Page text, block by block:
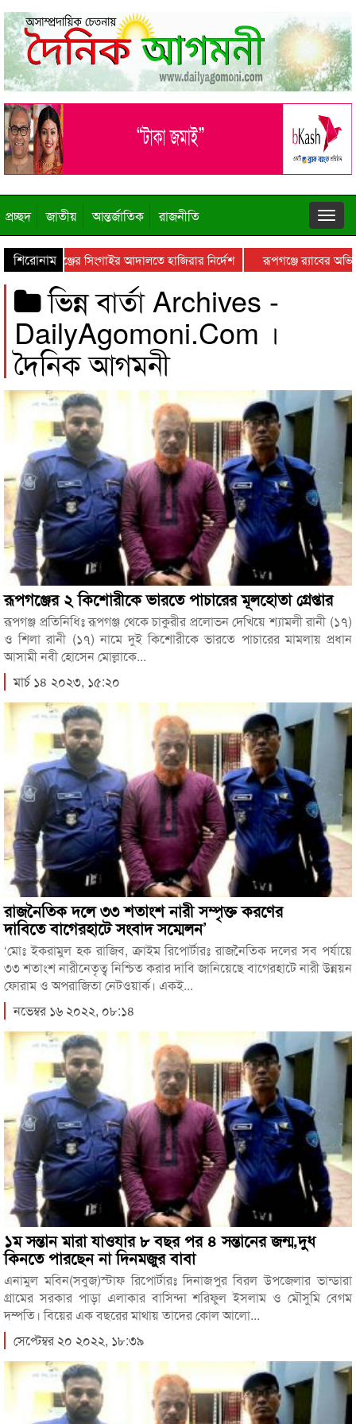
প্রচ্ছদ জাতীয় আন্তর্জাতিক রাজনীতি
শিরোনামসিংগাইর আদালতে হাজিরার নির্দেশ রূপগঞ্জে র‍্যাবের
ভিন্ন বার্তা Archives -
DailyAgomoni.Com ।
দৈনিক আগমনী
রূপগঞ্জের ২ কিশোরীকে ভারতে পাচারের মূলহোতা গ্রেপ্তার
রূপগঞ্জ প্রতিনিধিঃ রূপগঞ্জ থেকে চাকুরীর প্রলোভন দেখিয়ে শ্যামলী রানী (১৭)
ও শিলা রানী (১৭) নামে দুই কিশোরীকে ভারতে পাচারের মামলায় প্রধান
আসামী নবী হোসেন মোল্লাকে...
মার্চ ১৪ ২০২৩, ১৫:২০
রাজনৈতিক দলে ৩৩ শতাংশ নারী সম্পৃক্ত করণের
দাবিতে বাগেরহাটে সংবাদ সম্মেলন’
‘মোঃ ইকরামুল হক রাজিব, ক্রাইম রিপোর্টারঃ রাজনৈতিক দলের সব পর্যায়ে
৩৩ শতাংশ নারীনেতৃত্ব নিশ্চিত করার দাবি জানিয়েছে বাগেরহাটে নারী উন্নয়ন
ফোরাম ও অপরাজিতা নেটওয়ার্ক। একই...
নভেম্বর ১৬ ২০২২, ০৮:১৪
১ম সন্তান মারা যাওযার ৮ বছর পর ৪ সন্তানের জন্ম,দুধ
কিনতে পারছেন না দিনমজুর বাবা
এনামুল মবিন(সবুজ)স্টাফ রিপোর্টারঃ দিনাজপুর বিরল উপজেলার ভান্ডারা
গ্রামের সরকার পাড়া এলাকার বাসিন্দা শরিফুল ইসলাম ও মৌসুমি বেগম
দম্পতি। বিয়ের এক বছরের মাথায় তাদের কোল আলো...
সেপ্টেম্বর ২০ ২০২২, ১৮:৩৯